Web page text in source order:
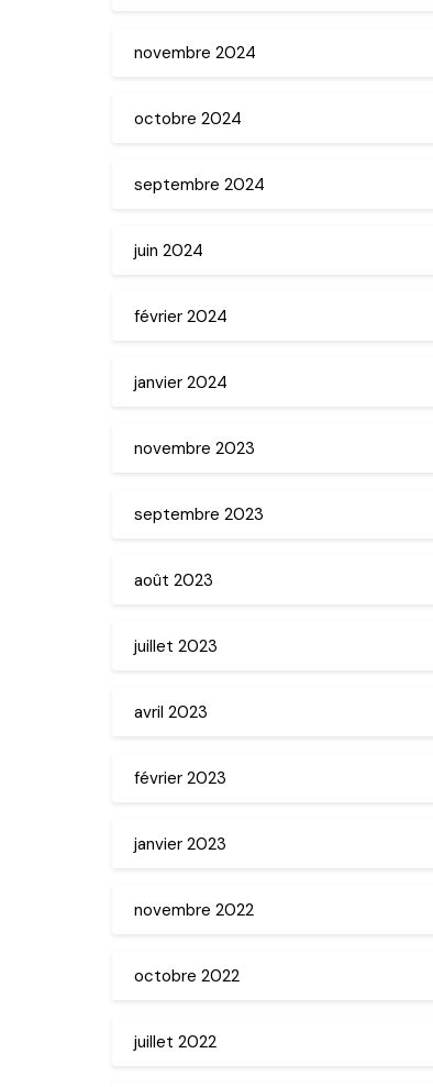
novembre 2024
octobre 2024
septembre 2024
juin 2024
février 2024
janvier 2024
novembre 2023
septembre 2023
août 2023
juillet 2023
avril 2023
février 2023
janvier 2023
novembre 2022
octobre 2022
juillet 2022